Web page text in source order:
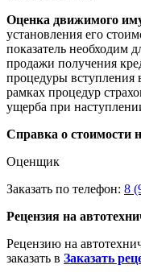
Оценка движимого
установления его
показатель необходим
продажи получения
процедуры вступления
рамках процедур
ущерба при
Справка о стоимости
Оценщик
Заказать по телефон: 8
Рецензия на
Рецензию на
заказать в Заказать